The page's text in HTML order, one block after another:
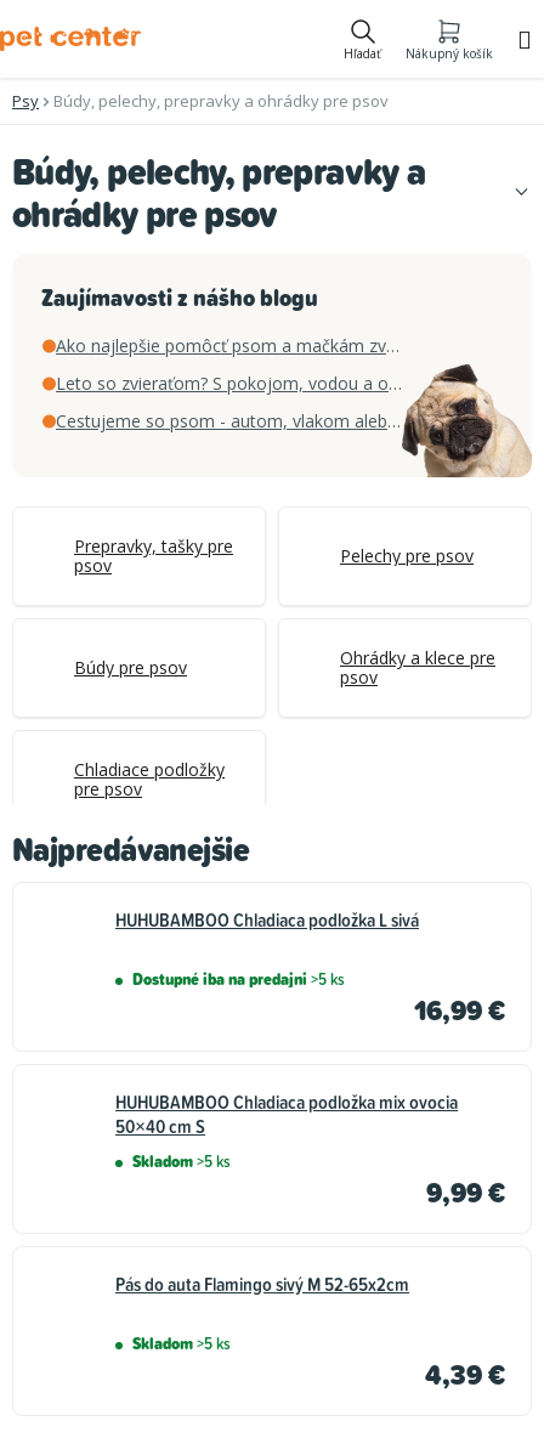
na
Hľadať Nákupný košík
Psy Búdy, pelechy, prepravky a ohrádky pre psov
Búdy, pelechy, prepravky a
ohrádky pre psov
Zaujímavosti z nášho blogu
Ako najlepšie pomôcť psom a mačkám zvládnuť horúce letné dni
Leto so zvieraťom? S pokojom, vodou a obľúbenou hračkou
Cestujeme so psom - autom, vlakom alebo lietadlom?
Prepravky, tašky pre
psov
Pelechy pre psov
Búdy pre psov
Ohrádky a klece pre
psov
Chladiace podložky
pre psov
Najpredávanejšie
HUHUBAMBOO Chladiaca podložka L sivá
Dostupné iba na predajni >5 ks
16,99 €
HUHUBAMBOO Chladiaca podložka mix ovocia
50×40 cm S
Skladom>5 ks
9,99 €
Pás do auta Flamingo sivý M 52-65x2cm
Skladom>5 ks
4,39 €